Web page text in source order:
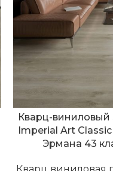
Кварц-виниловый
Imperial Art
Эрмана 43